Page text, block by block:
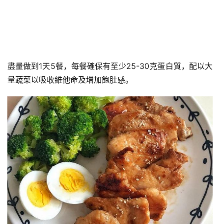
盡量做到1天5餐，每餐確保有至少25-30克蛋白質，配以大
量蔬菜以吸收維他命及增加飽肚感。